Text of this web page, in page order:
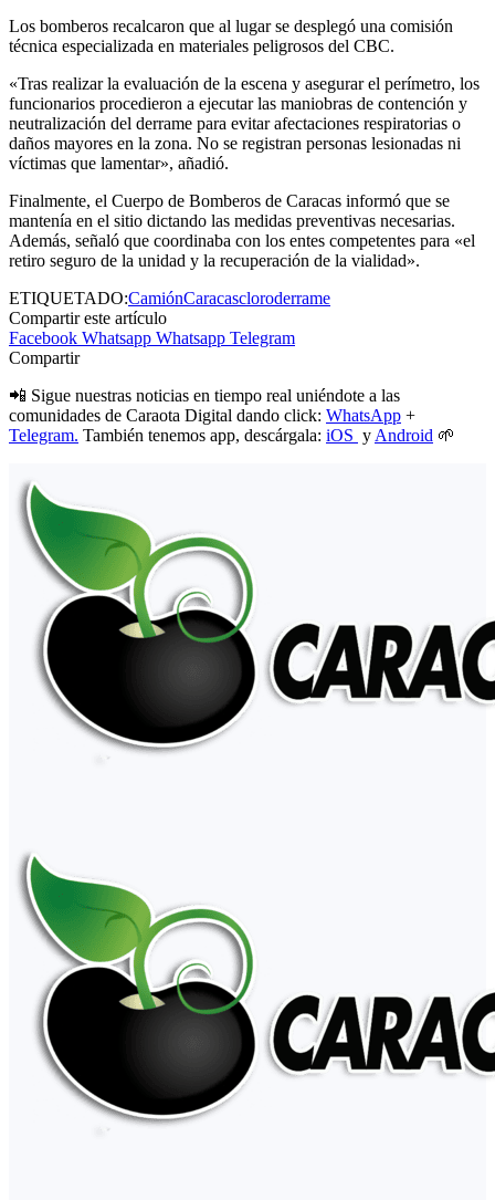
Los bomberos recalcaron que al lugar se desplegó una comisión
técnica especializada en materiales peligrosos del CBC.
«Tras realizar la evaluación de la escena y asegurar el perímetro, los
funcionarios procedieron a ejecutar las maniobras de contención y
neutralización del derrame para evitar afectaciones respiratorias o
daños mayores en la zona. No se registran personas lesionadas ni
víctimas que lamentar», añadió.
Finalmente, el Cuerpo de Bomberos de Caracas informó que se
mantenía en el sitio dictando las medidas preventivas necesarias.
Además, señaló que coordinaba con los entes competentes para «el
retiro seguro de la unidad y la recuperación de la vialidad».
ETIQUETADO:CamiónCaracascloroderrame
Compartir este artículo
Facebook Whatsapp Whatsapp Telegram
Compartir
📲 Sigue nuestras noticias en tiempo real uniéndote a las
comunidades de Caraota Digital dando click: WhatsApp +
Telegram. También tenemos app, descárgala: iOS y Android 🌱